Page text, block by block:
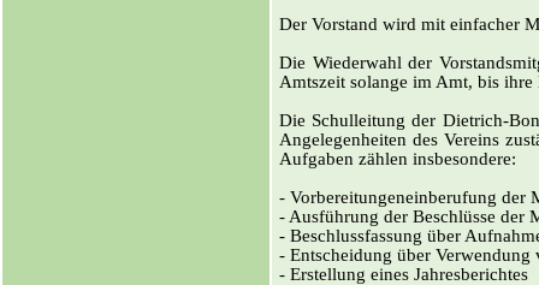
Der Vorstand wird mit einfacher
Die Wiederwahl der
Amtszeit solange im Amt, bis
Die Schulleitung der Dietrich-
Angelegenheiten des Vereins
Aufgaben zählen insbesondere:
- Vorbereitungeneinberufung der
- Ausführung der Beschlüsse der
- Beschlussfassung über
- Entscheidung über Verwendung
- Erstellung eines Jahresberichtes